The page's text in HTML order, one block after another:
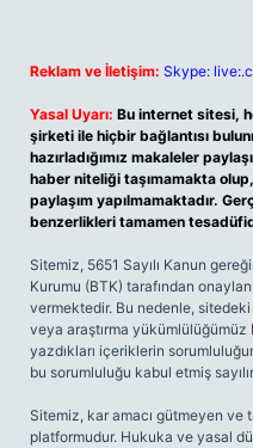
Reklam ve İletişim: Skype:
Yasal Uyarı: Bu internet sitesi,
şirketi ile hiçbir bağlantısı
hazırladığımız makaleler
haber niteliği taşımamakta
paylaşım yapılmamaktadır.
benzerlikleri tamamen
Sitemiz, 5651 Sayılı Kanun
Kurumu (BTK) tarafından
vermektedir. Bu nedenle,
veya araştırma
yazdıkları içeriklerin
bu sorumluluğu kabul etmiş
Sitemiz, kar amacı gütmeyen ve
platformudur. Hukuka ve yasal